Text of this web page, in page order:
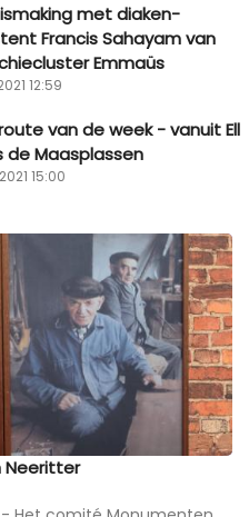
met diaken-
Francis Sahayam van
Emmaüs
12:59
van de week - vanuit Ell
de Maasplassen
15:00
Neeritter